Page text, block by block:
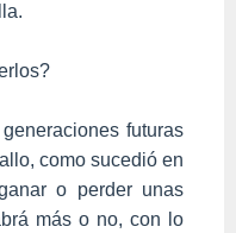
futuras
como sucedió en
o perder unas
más o no, con lo